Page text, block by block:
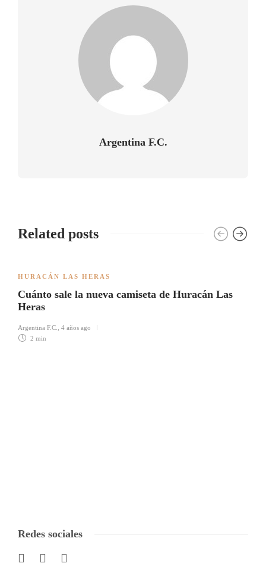
Argentina F.C.
Related posts
HURACÁN LAS HERAS
Cuánto sale la nueva camiseta de Huracán Las
Heras
Argentina F.C.
4 años ago
2 min
Redes sociales